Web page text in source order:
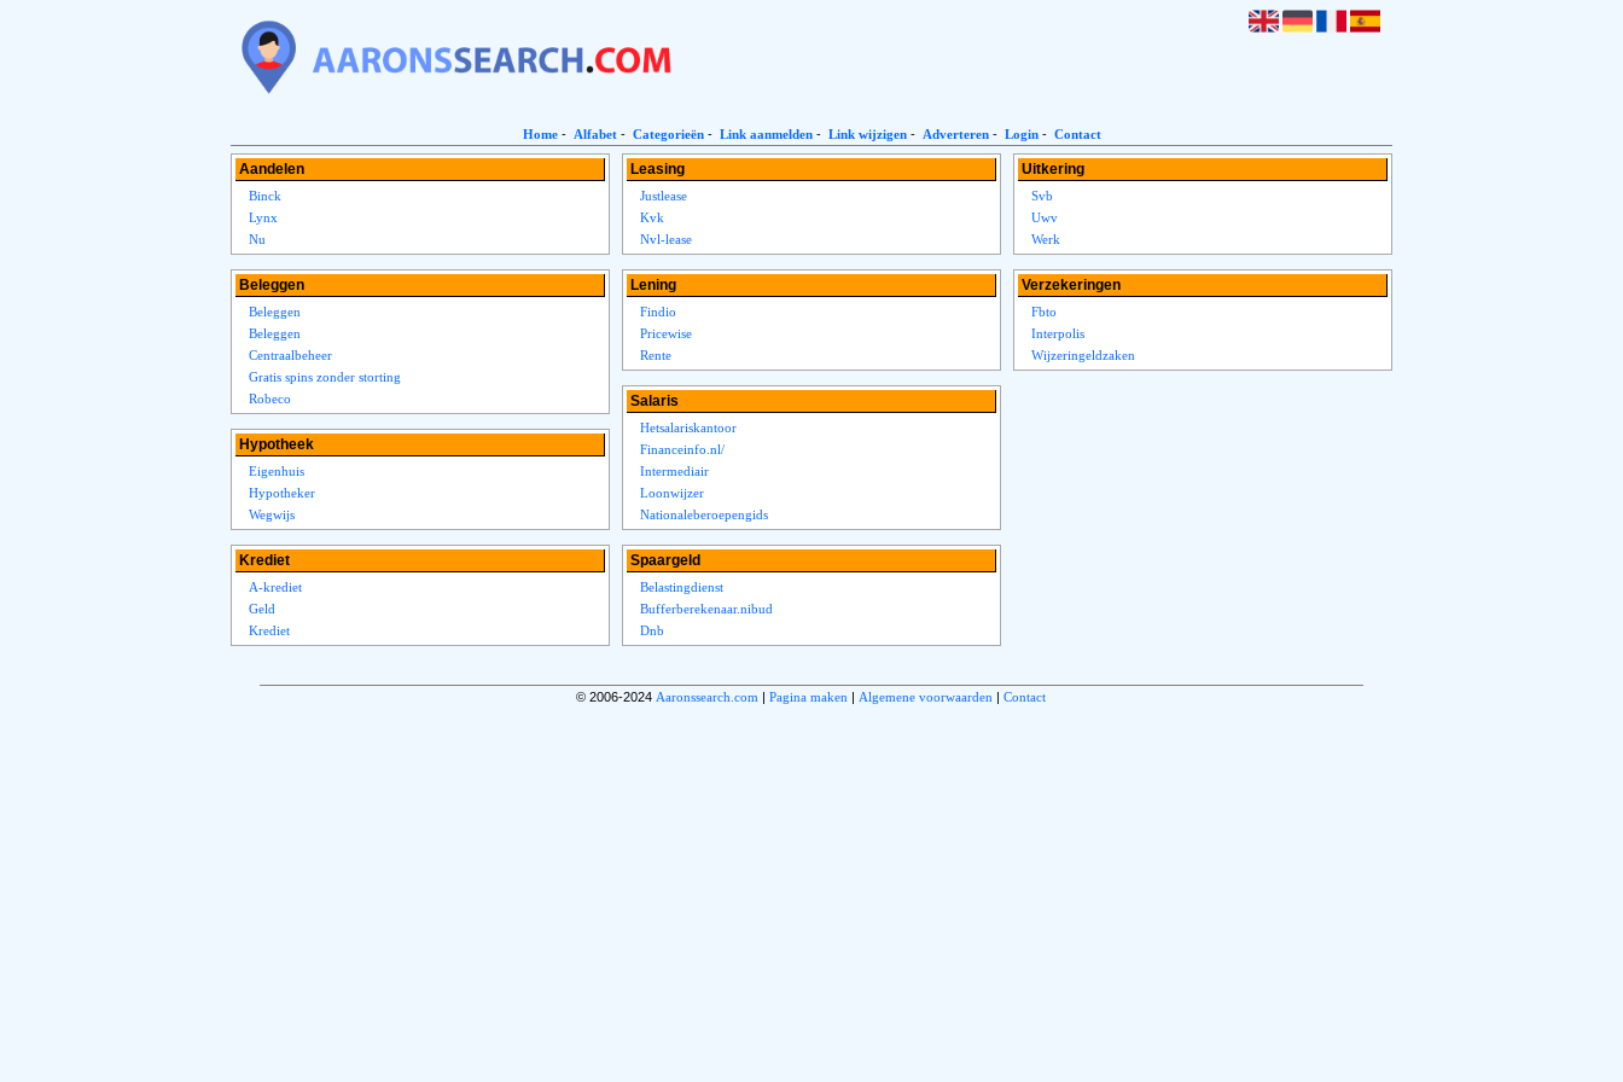
Home - Alfabet - Categorieën - Link aanmelden - Link wijzigen - Adverteren - Login - Contact
Aandelen
Binck
Lynx
Nu
Beleggen
Beleggen
Beleggen
Centraalbeheer
Gratis spins zonder storting
Robeco
Hypotheek
Eigenhuis
Hypotheker
Wegwijs
Krediet
A-krediet
Geld
Krediet
Leasing
Justlease
Kvk
Nvl-lease
Lening
Findio
Pricewise
Rente
Salaris
Hetsalariskantoor
Financeinfo.nl/
Intermediair
Loonwijzer
Nationaleberoepengids
Spaargeld
Belastingdienst
Bufferberekenaar.nibud
Dnb
Uitkering
Svb
Uwv
Werk
Verzekeringen
Fbto
Interpolis
Wijzeringeldzaken
© 2006-2024 Aaronssearch.com |Pagina maken | Algemene voorwaarden |Contact